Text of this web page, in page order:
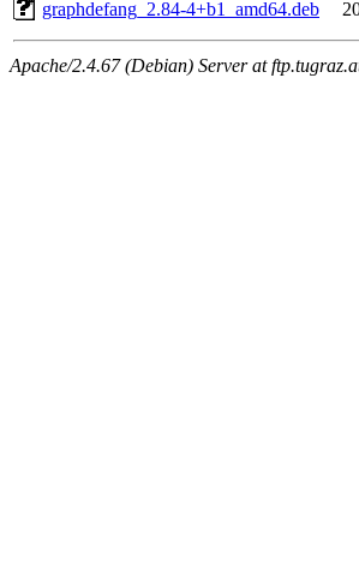
graphdefang_2.84-4+b1_amd64.deb
Apache/2.4.67 (Debian) Server at